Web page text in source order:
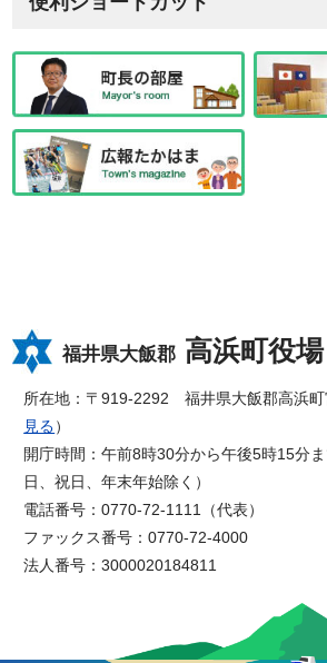
福井県大飯郡 高浜町役場
所在地：〒919-2292 福井県大飯郡高浜
見る）
開庁時間：午前8時30分から午後5時15分
日、祝日、年末年始除く）
電話番号：0770-72-1111（代表）
ファックス番号：0770-72-4000
法人番号：3000020184811